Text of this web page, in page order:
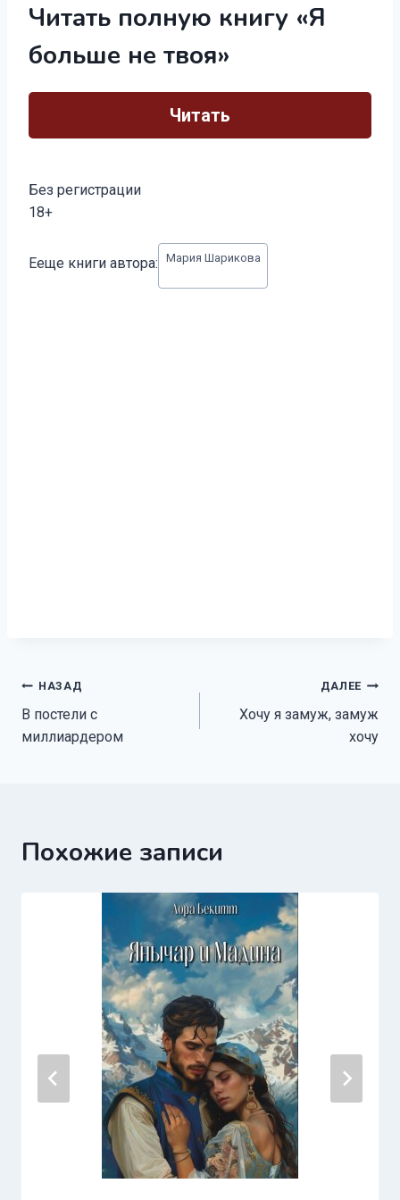
Читать полную книгу «Я
больше не твоя»
Читать
Без регистрации
18+
записи:
Ееще книги автора: Мария Шарикова
Навигация
по
НАЗАД
В постели с
миллиардером
ДАЛЕЕ
Хочу я замуж, замуж
хочу
Похожие записи